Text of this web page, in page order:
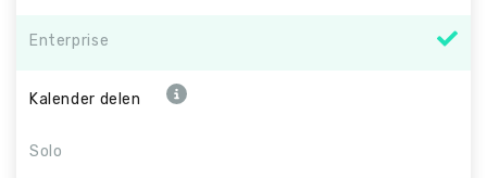
Enterprise
Kalender delen
Solo